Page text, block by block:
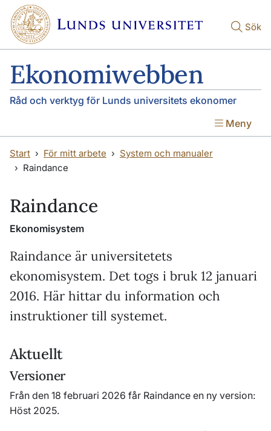
Hoppa till huvudinnehåll
Hoppa till huvudinnehåll
Sök
Ekonomiwebben
Råd och verktyg för Lunds universitets ekonomer
Meny
Start För mitt arbete
System och manualer
Raindance
Raindance
Ekonomisystem
Raindance är universitetets
ekonomisystem. Det togs i bruk 12 januari
2016. Här hittar du information och
instruktioner till systemet.
Aktuellt
Versioner
Från den 18 februari 2026 får Raindance en ny version:
Höst 2025.